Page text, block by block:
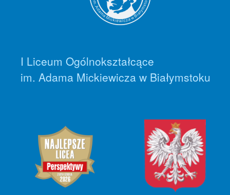
I Liceum Ogólnokształcące
im. Adama Mickiewicza w Białymstoku